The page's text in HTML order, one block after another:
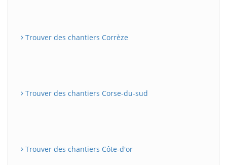
Trouver des chantiers Corrèze
Trouver des chantiers Corse-du-sud
Trouver des chantiers Côte-d'or